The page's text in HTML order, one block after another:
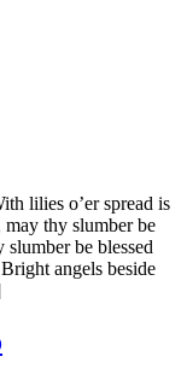
lilies o’er spread is
may thy slumber be
be blessed
angels beside